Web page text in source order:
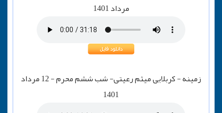
مرداد 1401
زمینه - کربلایی میثم رعیتی- شب ششم محرم - 12 مرداد
1401